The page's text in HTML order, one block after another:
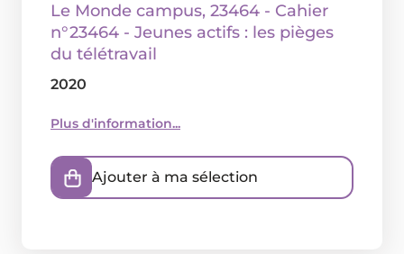
Le Monde campus, 23464 - Cahier
n°23464 - Jeunes actifs : les pièges
du télétravail
2020
Plus d'information...
Ajouter à ma sélection